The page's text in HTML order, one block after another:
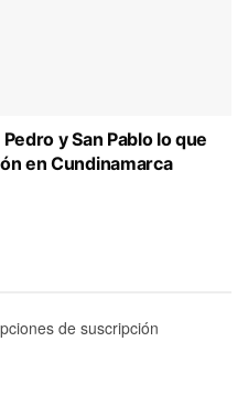
y San Pablo lo que
en Cundinamarca
de suscripción